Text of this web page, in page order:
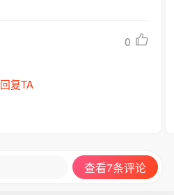
0
回复TA
查看7条评论